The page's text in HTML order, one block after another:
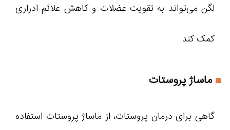
لگن می‌تواند به تقویت عضلات و کاهش علائم ادراری
کمک کند.
ماساژ پروستات
گاهی برای درمان پروستات، از ماساژ پروستات استفاده